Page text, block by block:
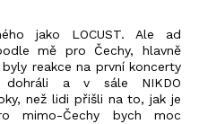
jako LOCUST. Ale ad
mě pro Čechy, hlavně
reakce na první koncerty
a v sále NIKDO
než lidi přišli na to, jak je
mimo-Čechy bych moc